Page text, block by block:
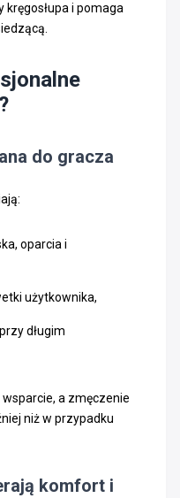
i pomaga
do gracza
oparcia i
użytkownika,
długim
wsparcie, a zmęczenie
niż w przypadku
komfort i